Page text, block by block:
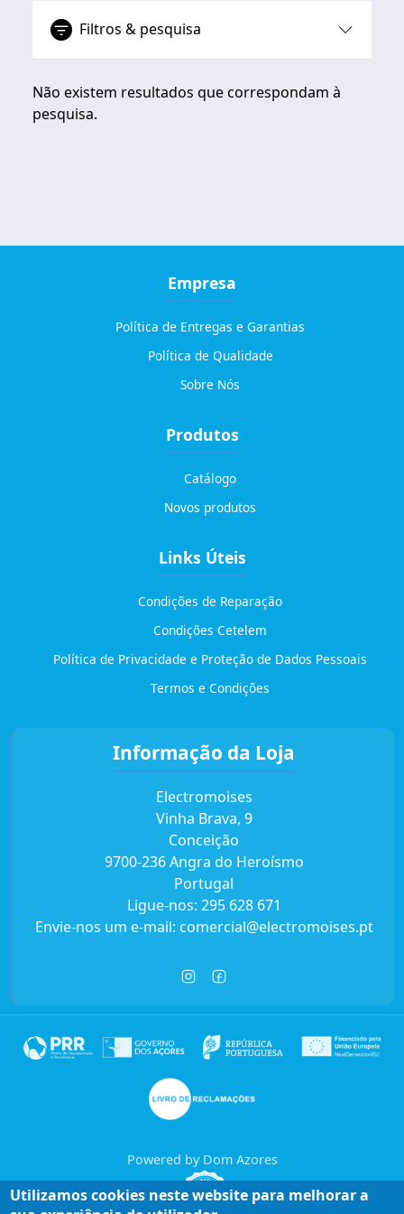
Filtros & pesquisa
Não existem resultados que correspondam à
pesquisa.
Empresa
Política de Entregas e Garantias
Política de Qualidade
Sobre Nós
Produtos
Catálogo
Novos produtos
Links Úteis
Condições de Reparação
Condições Cetelem
Política de Privacidade e Proteção de Dados Pessoais
Termos e Condições
Informação da Loja
Electromoises
Vinha Brava, 9
Conceição
9700-236 Angra do Heroísmo
Portugal
Ligue-nos: 295 628 671
Envie-nos um e-mail: comercial@electromoises.pt
Powered by Dom Azores
Utilizamos cookies neste website para melhorar a